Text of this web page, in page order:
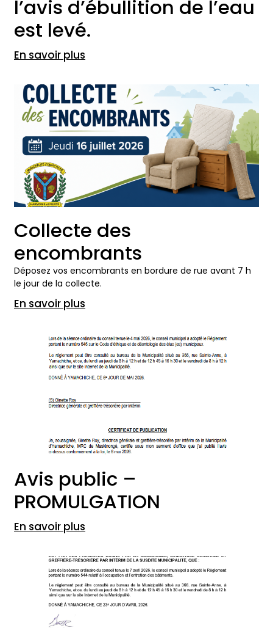
l’avis d’ébullition de l’eau
est levé.
En savoir plus
Collecte des
encombrants
Déposez vos encombrants en bordure de rue avant 7 h
le jour de la collecte.
En savoir plus
Avis public –
PROMULGATION
En savoir plus